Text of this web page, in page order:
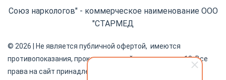
Союз наркологов" - коммерческое наименование ООО
"СТАРМЕД
© 2026 | Не является публичной офертой, имеются
противопоказания, проконсультируйтесь с врачом. 18. Все
права на сайт принадлежат частной коммерческой